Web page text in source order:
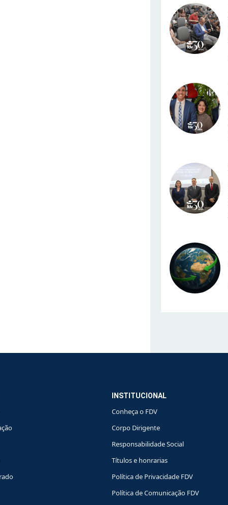
INSTITUCIONAL
Conheça o FDV
Corpo Dirigente
Responsabilidade Social
Títulos e honrarias
Política de Privacidade FDV
Política de Comunicação FDV